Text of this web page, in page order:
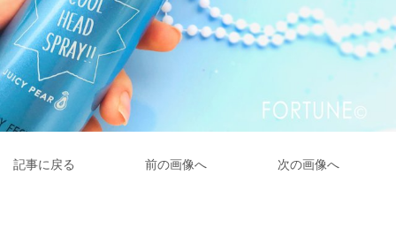
記事に戻る 前の画像へ 次の画像へ